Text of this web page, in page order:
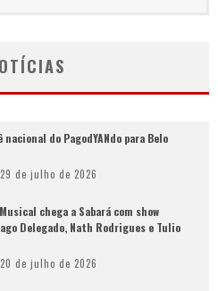
do PagodYANdo para Belo
29 de julho de 2026
chega a Sabará com show
Delegado, Nath Rodrigues e Tulio
20 de julho de 2026